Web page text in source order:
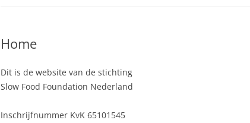
Home
Dit is de website van de stichting
Slow Food Foundation Nederland
Inschrijfnummer KvK 65101545